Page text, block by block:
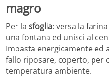
magro
Per la sfoglia: versa la
una fontana ed unisci al
Impasta energicamente ed
fallo riposare, coperto, per
temperatura ambiente.